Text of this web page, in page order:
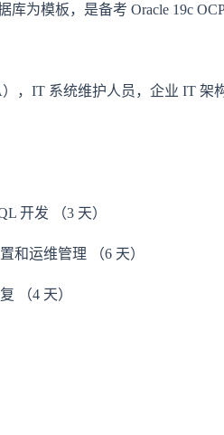
库为模板，是备考 Oracle 19c
，IT 系统维护人员，企业 IT 架
开发 （3 天）
和运维管理 （6 天）
（4 天）